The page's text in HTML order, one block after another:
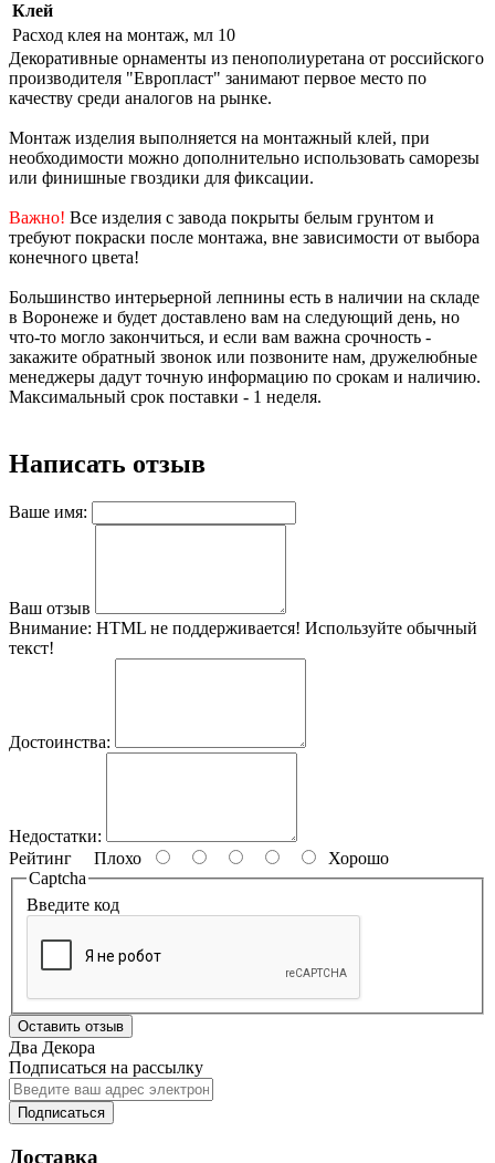
Клей
Расход клея на монтаж, мл 10
Декоративные орнаменты из пенополиуретана от российского
производителя "Европласт" занимают первое место по
качеству среди аналогов на рынке.
Монтаж изделия выполняется на монтажный клей, при
необходимости можно дополнительно использовать саморезы
или финишные гвоздики для фиксации.
Важно! Все изделия с завода покрыты белым грунтом и
требуют покраски после монтажа, вне зависимости от выбора
конечного цвета!
Большинство интерьерной лепнины есть в наличии на складе
в Воронеже и будет доставлено вам на следующий день, но
что-то могло закончиться, и если вам важна срочность -
закажите обратный звонок или позвоните нам, дружелюбные
менеджеры дадут точную информацию по срокам и наличию.
Максимальный срок поставки - 1 неделя.
Написать отзыв
Ваше имя:
Ваш отзыв
Внимание: HTML не поддерживается! Используйте обычный
текст!
Достоинства:
Недостатки:
Рейтинг Плохо
Хорошо
Captcha
Введите код
Оставить отзыв
Два Декора
Подписаться на рассылку
Подписаться
Доставка